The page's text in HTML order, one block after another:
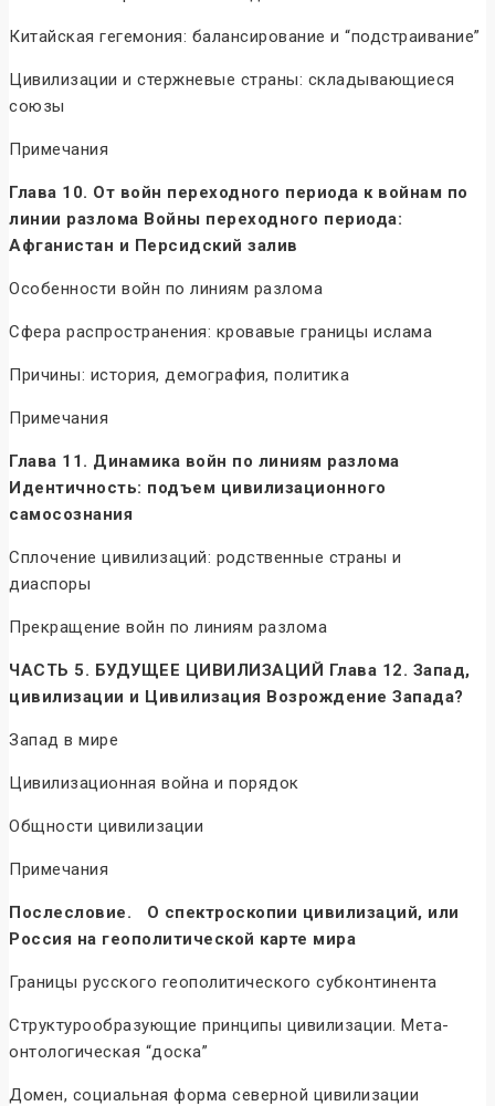
Китайская гегемония: балансирование и “подстраивание”
Цивилизации и стержневые страны: складывающиеся
союзы
Примечания
Глава 10. От войн переходного периода к войнам по
линии разлома Войны переходного периода:
Афганистан и Персидский залив
Особенности войн по линиям разлома
Сфера распространения: кровавые границы ислама
Причины: история, демография, политика
Примечания
Глава 11. Динамика войн по линиям разлома
Идентичность: подъем цивилизационного
самосознания
Сплочение цивилизаций: родственные страны и
диаспоры
Прекращение войн по линиям разлома
ЧАСТЬ 5. БУДУЩЕЕ ЦИВИЛИЗАЦИЙ Глава 12. Запад,
цивилизации и Цивилизация Возрождение Запада?
Запад в мире
Цивилизационная война и порядок
Общности цивилизации
Примечания
Послесловие. О спектроскопии цивилизаций, или
Россия на геополитической карте мира
Границы русского геополитического субконтинента
Структурообразующие принципы цивилизации. Мета-
онтологическая “доска”
Домен, социальная форма северной цивилизации